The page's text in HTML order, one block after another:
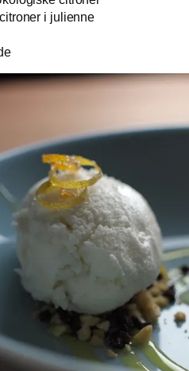
i julienne